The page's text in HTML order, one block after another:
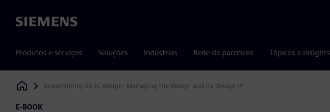
Siemens
Produtos e serviços Soluções Indústrias Rede de parceiros Tópicos e insights
Siemens Digital Industries Software
Streamlining 3D IC design: Managing the design and its design IP
E-BOOK